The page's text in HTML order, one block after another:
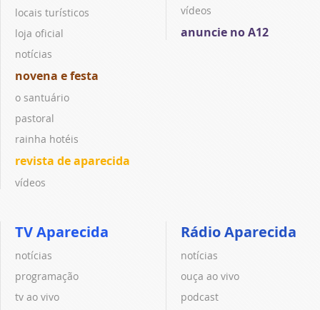
locais turísticos
loja oficial
notícias
novena e festa
o santuário
pastoral
rainha hotéis
revista de aparecida
vídeos
vídeos
anuncie no A12
TV Aparecida
notícias
programação
tv ao vivo
Rádio Aparecida
notícias
ouça ao vivo
podcast